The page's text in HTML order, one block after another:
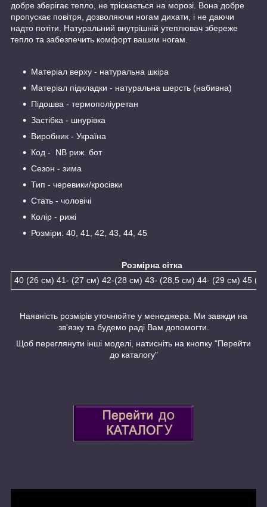
добре зберігає тепло, не тріскається на морозі. Вона добре
пропускає повітря, дозволяючи ногам дихати, і не даючи
надто потіти. Натуральний внутрішній утеплювач збереже
тепло та забезпечить комфорт вашим ногам.
Матеріал верху - натуральна шкіра
Матеріал підкладки - натуральна шерсть (набивна)
Підошва - термополіуретан
Застібка - шнурівка
Виробник - Україна
Код - NB риж. бот
Сезон - зима
Тип - черевики/кросівки
Стать - чоловічі
Колір - рижі
Розміри: 40, 41, 42, 43, 44, 45
Розмірна сітка
40 (26 см) 41- (27 см) 42-(28 см) 43- (28,5 см) 44- (29 см) 45
Наявність розмірів уточнюйте у менеджера. Ми завжди на
зв'язку та будемо раді Вам допомогти.
Щоб переглянути інші моделі, натисніть на кнопку "Перейти
до каталогу"